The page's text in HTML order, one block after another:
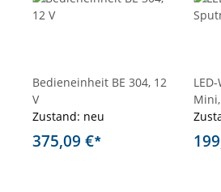
Bedieneinheit BE 304, 12
V
Zustand: neu
375,09 €*